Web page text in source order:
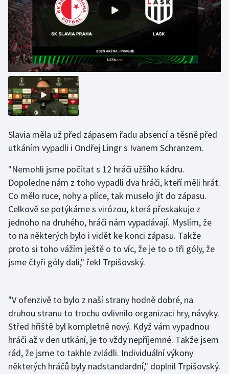
Judo
Krasobruslení
Lezení
Lyže a snowboard
Moderní pětiboj
Motorsport
Parasport
Plavání
Plážový volejbal
Ragby
Rychlostní kanoistika
Short track
Sportovní střelba
Slavia měla už před zápasem řadu absencí a těsně před
utkáním vypadli i Ondřej Lingr s Ivanem Schranzem.
"Nemohli jsme počítat s 12 hráči užšího kádru.
Dopoledne nám z toho vypadli dva hráči, kteří měli hrát.
Co mělo ruce, nohy a plíce, tak muselo jít do zápasu.
Celkově se potýkáme s virózou, která přeskakuje z
jednoho na druhého, hráči nám vypadávají. Myslím, že
to na některých bylo i vidět ke konci zápasu. Takže
proto si toho vážím ještě o to víc, že je to o tři góly, že
jsme čtyři góly dali," řekl Trpišovský.
"V ofenzivě to bylo z naší strany hodně dobré, na
druhou stranu to trochu ovlivnilo organizaci hry, návyky.
Střed hřiště byl kompletně nový. Když vám vypadnou
hráči až v den utkání, je to vždy nepříjemné. Takže jsem
rád, že jsme to takhle zvládli. Individuální výkony
některých hráčů byly nadstandardní," doplnil Trpišovský.